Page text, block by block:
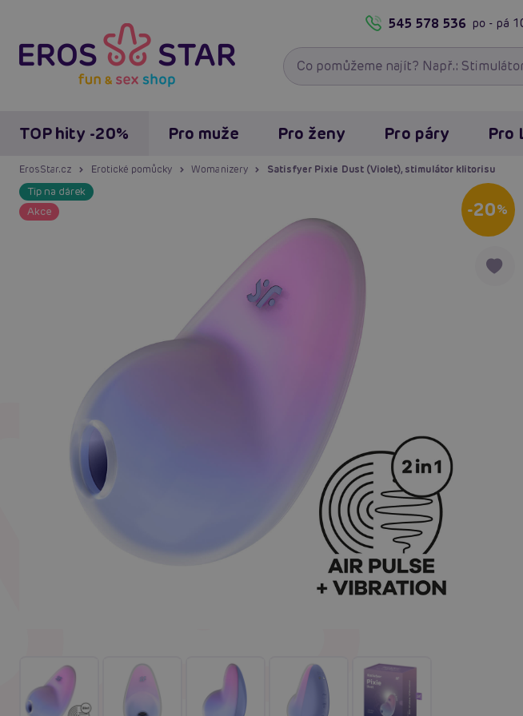
545 578 536 po - pá
TOP hity -20% Pro muže Pro ženy Pro páry Pro
ErosStar.cz Erotické pomůcky Womanizery Satisfyer Pixie Dust (Violet), stimulátor klitorisu
Tip na dárek
Akce
-20%